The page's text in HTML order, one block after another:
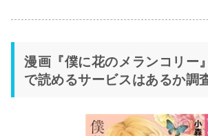
漫画『僕に花のメランコリー
で読めるサービスはあるか調